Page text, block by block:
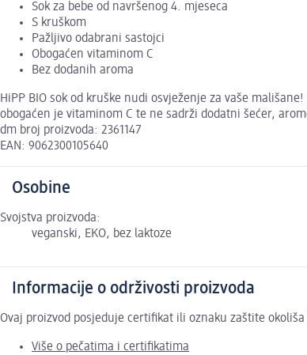
Sok za bebe od navršenog 4. mjeseca
S kruškom
Pažljivo odabrani sastojci
Obogaćen vitaminom C
Bez dodanih aroma
HiPP BIO sok od kruške nudi osvježenje za vaše
obogaćen je vitaminom C te ne sadrži dodatni šećer,
dm broj proizvoda: 2361147
EAN: 9062300105640
Osobine
Svojstva proizvoda:
veganski, EKO, bez laktoze
Informacije o održivosti proizvoda
Ovaj proizvod posjeduje certifikat ili oznaku zaštite
Više o pečatima i certifikatima